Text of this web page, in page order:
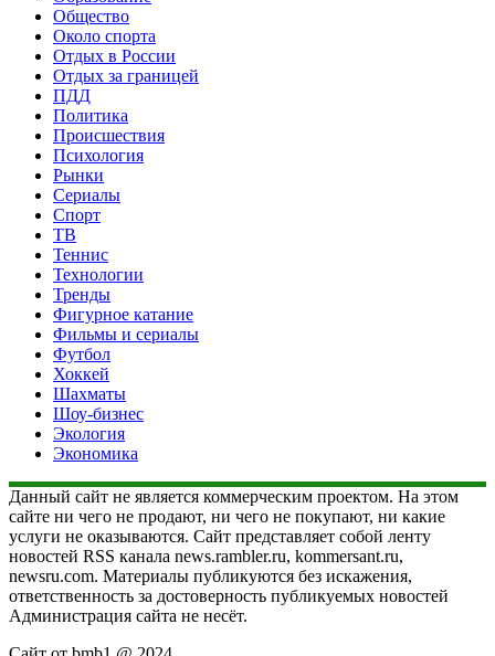
Общество
Около спорта
Отдых в России
Отдых за границей
ПДД
Политика
Происшествия
Психология
Рынки
Сериалы
Спорт
ТВ
Теннис
Технологии
Тренды
Фигурное катание
Фильмы и сериалы
Футбол
Хоккей
Шахматы
Шоу-бизнес
Экология
Экономика
Данный сайт не является коммерческим проектом. На этом
сайте ни чего не продают, ни чего не покупают, ни какие
услуги не оказываются. Сайт представляет собой ленту
новостей RSS канала news.rambler.ru, kommersant.ru,
newsru.com. Материалы публикуются без искажения,
ответственность за достоверность публикуемых новостей
Администрация сайта не несёт.